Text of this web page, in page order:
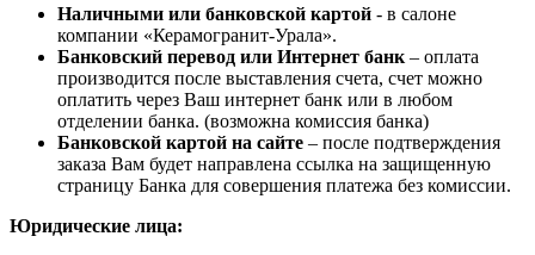
Наличными или банковской картой - в салоне
компании «Керамогранит-Урала».
Банковский перевод или Интернет банк – оплата
производится после выставления счета, счет можно
оплатить через Ваш интернет банк или в любом
отделении банка. (возможна комиссия банка)
Банковской картой на сайте – после подтверждения
заказа Вам будет направлена ссылка на защищенную
страницу Банка для совершения платежа без комиссии.
Юридические лица: